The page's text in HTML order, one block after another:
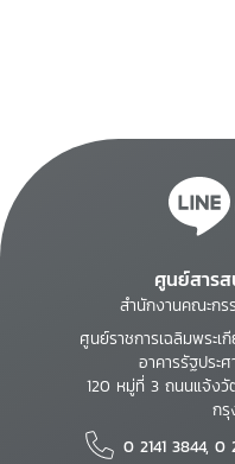
ศูนย์สาร
สำนักงานคณะก
ศูนย์ราชการเฉลิมพระ
อาคารรัฐประ
120 หมู่ที่ 3 ถนนแจ้ง
กรุ
0 2141 3844, 0